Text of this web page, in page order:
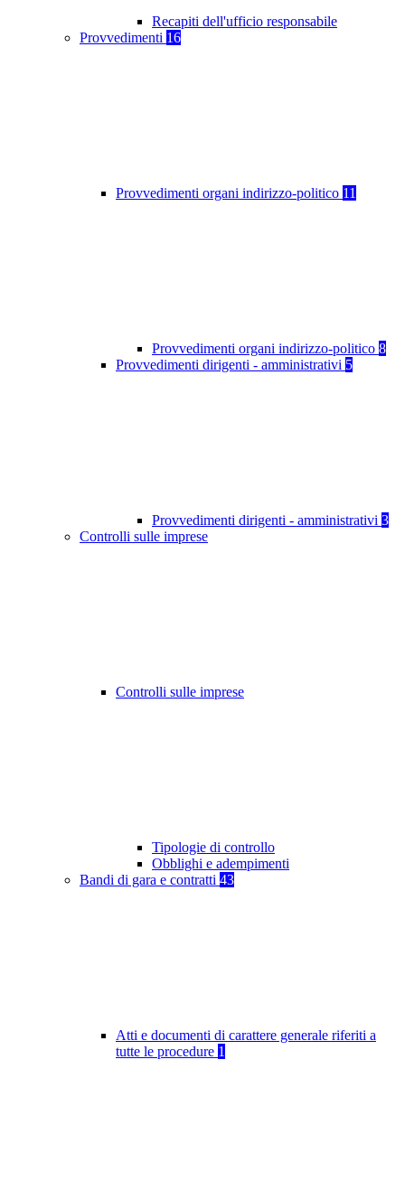
Recapiti dell'ufficio responsabile
Provvedimenti 16
Provvedimenti organi indirizzo-politico 11
Provvedimenti organi indirizzo-politico 8
Provvedimenti dirigenti - amministrativi 5
Provvedimenti dirigenti - amministrativi 3
Controlli sulle imprese
Controlli sulle imprese
Tipologie di controllo
Obblighi e adempimenti
Bandi di gara e contratti 43
Atti e documenti di carattere generale riferiti a
tutte le procedure 1